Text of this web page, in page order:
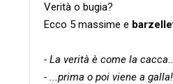
Verità o bugia?
Ecco 5 massime e
- La verità è come la
- ...prima o poi viene a galla!